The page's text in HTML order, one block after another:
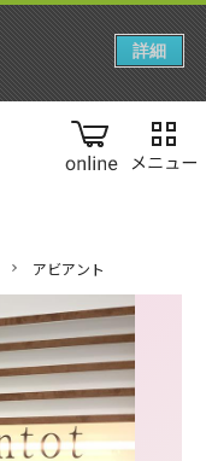
online
アビアント
詳細